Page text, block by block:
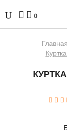
0
Главная